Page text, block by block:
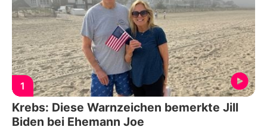
1
Krebs: Diese Warnzeichen bemerkte Jill
Biden bei Ehemann Joe